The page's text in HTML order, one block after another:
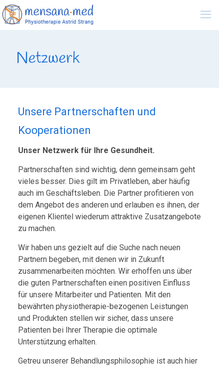
Netzwerk
Unsere Partnerschaften und
Kooperationen
Unser Netzwerk für Ihre Gesundheit.
Partnerschaften sind wichtig, denn gemeinsam geht
vieles besser. Dies gilt im Privatleben, aber häufig
auch im Geschäftsleben. Die Partner profitieren von
dem Angebot des anderen und erlauben es ihnen, der
eigenen Klientel wiederum attraktive Zusatzangebote
zu machen.
Wir haben uns gezielt auf die Suche nach neuen
Partnern begeben, mit denen wir in Zukunft
zusammenarbeiten möchten. Wir erhoffen uns über
die guten Partnerschaften einen positiven Einfluss
für unsere Mitarbeiter und Patienten. Mit den
bewährten physiotherapie-bezogenen Leistungen
und Produkten stellen wir sicher, dass unsere
Patienten bei Ihrer Therapie die optimale
Unterstützung erhalten.
Getreu unserer Behandlungsphilosophie ist auch hier